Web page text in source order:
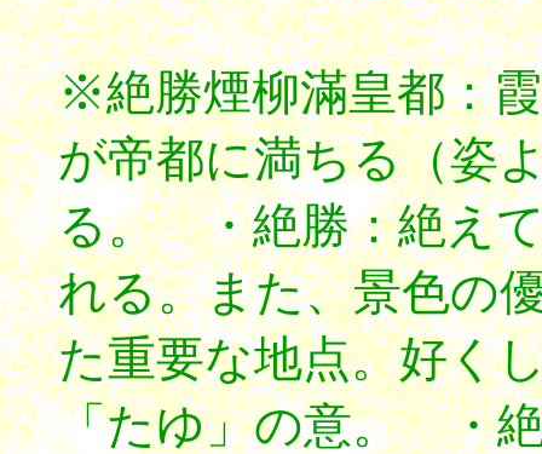
※絶勝煙柳滿皇都：
が帝都に満ちる（姿
る。 ・絶勝：絶え
れる。また、景色の
た重要な地点。好く
「たゆ」の意。 ・